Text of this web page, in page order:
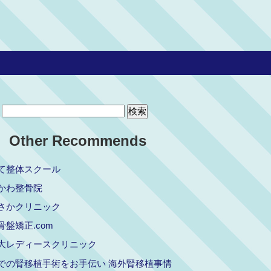
Other Recommends
整体スクール
わ整骨院
かクリニック
盤矯正.com
レディースクリニック
の腎移植手術をお手伝い 海外腎移植事情